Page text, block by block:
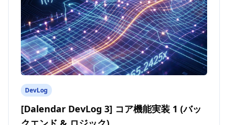
DevLog
[Dalendar DevLog 3] コア機能実装 1 (バッ